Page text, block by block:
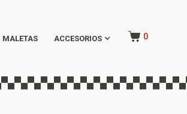
MALETAS ACCESORIOS 0